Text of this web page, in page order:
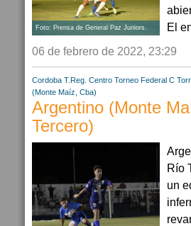
Foto: Prensa de General Paz Juniors.
El
06 de febrero de 2022, 23:29
Cordoba T.Reg. Centro Torneo Federal C
(Monte Maíz, Cba)
Argentino (Monte
Tercero)
Río
un